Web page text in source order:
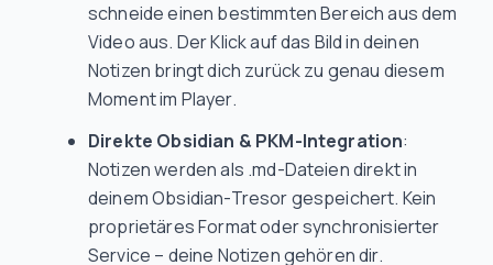
schneide einen bestimmten Bereich aus dem
Video aus. Der Klick auf das Bild in deinen
Notizen bringt dich zurück zu genau diesem
Moment im Player.
Direkte Obsidian & PKM-Integration:
Notizen werden als .md-Dateien direkt in
deinem Obsidian-Tresor gespeichert. Kein
proprietäres Format oder synchronisierter
Service – deine Notizen gehören dir.